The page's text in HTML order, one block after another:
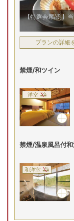
【特選会席/例】
プランの詳細
禁煙/和ツイン
洋室
禁煙/温泉風呂付
和洋室